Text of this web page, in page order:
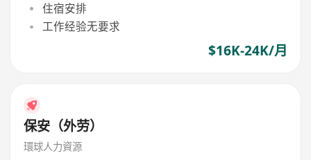
住宿安排
工作经验无要求
$16K-24K/月
保安（外劳）
環球人力資源